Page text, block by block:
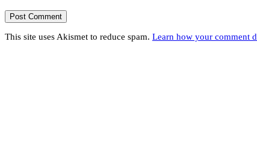
This site uses Akismet to reduce spam. Learn how your comment